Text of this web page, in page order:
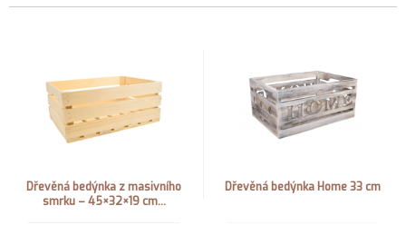
Dřevěná bedýnka z masivního
smrku – 45×32×19 cm...
Dřevěná bedýnka Home 33 cm